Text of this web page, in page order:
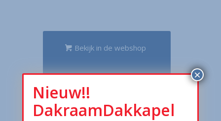
Bekijk in de webshop
Kom naar een vestiging
Nieuw!!
DakraamDakkapel
×